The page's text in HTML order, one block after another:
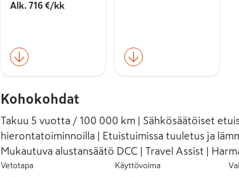
Alk. 716 €/kk
Kohokohdat
Takuu 5 vuotta / 100 000 km | Sähkösäätöiset
hierontatoiminnoilla | Etuistuimissa tuuletus ja
Mukautuva alustansäätö DCC | Travel Assist |
Vetotapa Käyttövoima